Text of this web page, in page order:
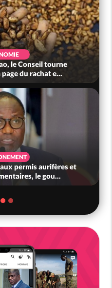
le Conseil tourne
du rachat e...
permis aurifères et
le gou...